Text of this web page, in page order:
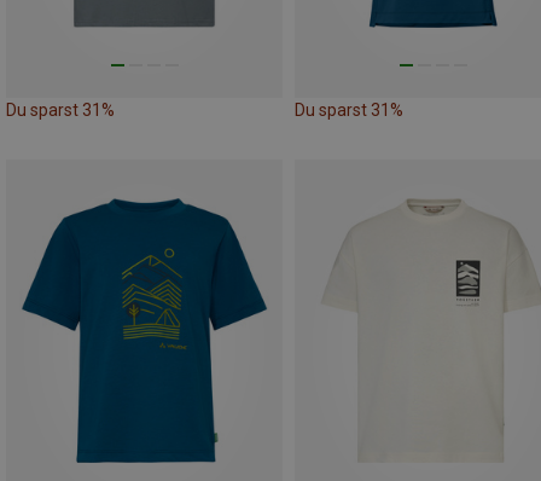
Du sparst 31% Du sparst 31%